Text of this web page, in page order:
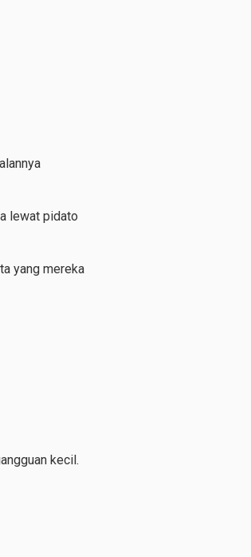
lewat pidato
yang mereka
kecil.